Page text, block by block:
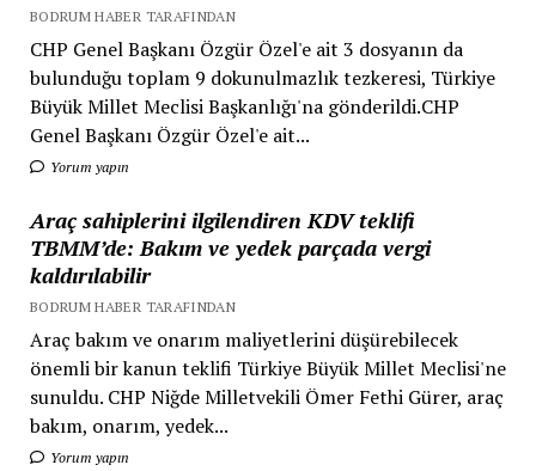
BODRUM HABER TARAFINDAN
CHP Genel Başkanı Özgür Özel'e ait 3 dosyanın da
bulunduğu toplam 9 dokunulmazlık tezkeresi, Türkiye
Büyük Millet Meclisi Başkanlığı'na gönderildi.CHP
Genel Başkanı Özgür Özel'e ait...
Yorum yapın
Araç sahiplerini ilgilendiren KDV teklifi
TBMM’de: Bakım ve yedek parçada vergi
kaldırılabilir
BODRUM HABER TARAFINDAN
Araç bakım ve onarım maliyetlerini düşürebilecek
önemli bir kanun teklifi Türkiye Büyük Millet Meclisi'ne
sunuldu. CHP Niğde Milletvekili Ömer Fethi Gürer, araç
bakım, onarım, yedek...
Yorum yapın